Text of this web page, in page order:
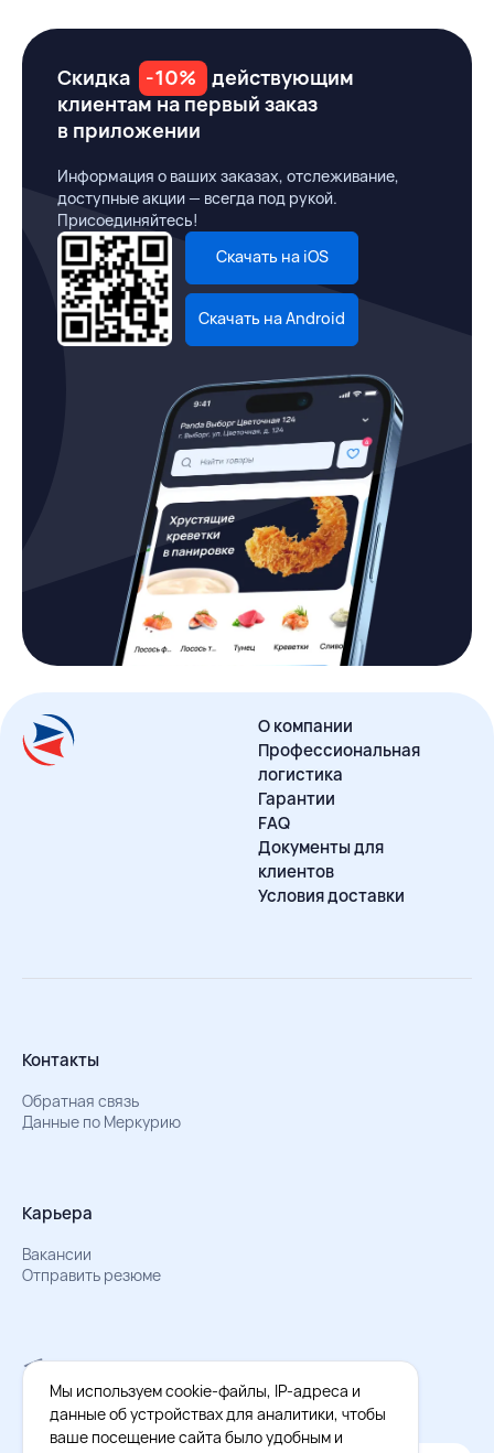
Скидка -10%
действующим
клиентам на первый заказ
в приложении
Информация о ваших заказах, отслеживание,
доступные акции — всегда под рукой.
Присоединяйтесь!
Скачать на iOS
Скачать на Android
О компании
Профессиональная
логистика
Гарантии
FAQ
Документы для
клиентов
Условия доставки
Контакты
Обратная связь
Данные по Меркурию
Карьера
Вакансии
Отправить резюме
Мы в Телеграм
Документы об обработке персональных данных
Охрана труда – результаты СОУТ
Мы используем cookie-файлы, IP-адреса и
данные об устройствах для аналитики, чтобы
ваше посещение сайта было удобным и